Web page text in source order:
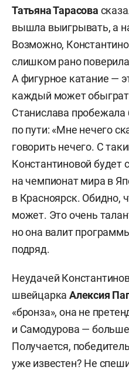
Татьяна Тарасова
вышла выигрывать, а
Возможно,
слишком рано поверила
А фигурное катание —
каждый может
Станислава пробежала
по пути: «Мне нечего
говорить нечего. С
Константиновой будет
на чемпионат мира в
в Красноярск. Обидно,
может. Это очень
но она валит
подряд.
Неудачей
швейцаркаАлексия
«бронза», она не
и Самодурова —
Получается,
уже известен? Не